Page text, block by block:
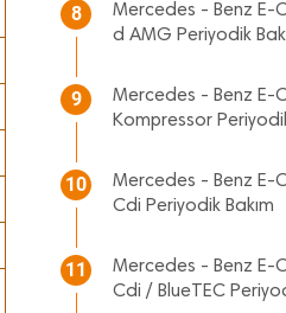
8
Mercedes - Benz E-
d AMG Periyodik
9
Mercedes - Benz E-
Kompressor
10
Mercedes - Benz E-
Cdi Periyodik Bakım
11
Mercedes - Benz E-
Cdi / BlueTEC